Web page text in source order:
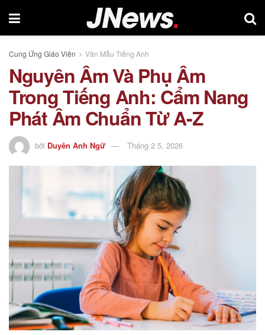
Cung Ứng Giáo Viên Văn Mẫu Tiếng Anh
Nguyên Âm Và Phụ Âm
Trong Tiếng Anh: Cẩm Nang
Phát Âm Chuẩn Từ A-Z
bởi Duyên Anh Ngữ Tháng 2 5, 2026